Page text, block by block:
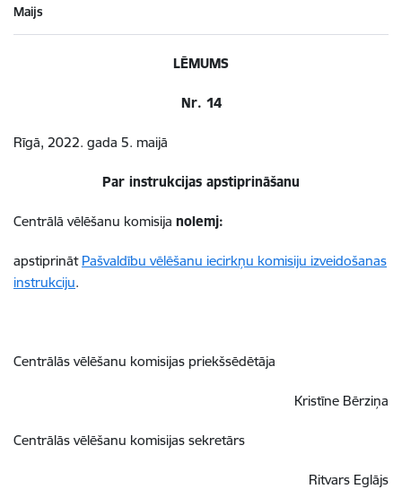
Maijs
LĒMUMS
Nr. 14
Rīgā, 2022. gada 5. maijā
Par instrukcijas apstiprināšanu
Centrālā vēlēšanu komisija nolemj:
apstiprināt Pašvaldību vēlēšanu iecirkņu komisiju izveidošanas
instrukciju.
Centrālās vēlēšanu komisijas priekšsēdētāja
Kristīne Bērziņa
Centrālās vēlēšanu komisijas sekretārs
Ritvars Eglājs